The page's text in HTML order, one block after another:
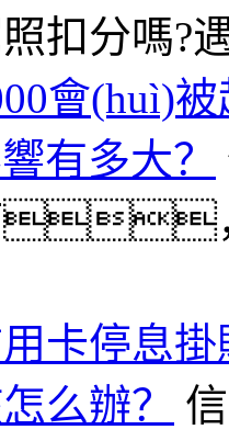
扣分嗎?
會
有多大？
，
卡停息
么辦？